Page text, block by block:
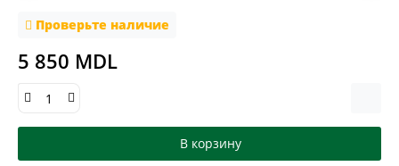
Проверьте наличие
5 850 MDL
В корзину